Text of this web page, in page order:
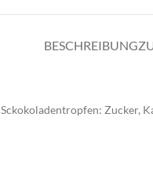
BESCHREIBUNG
Zucker,